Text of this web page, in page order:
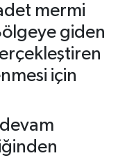
mermi
giden
için